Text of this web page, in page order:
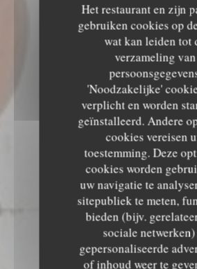
Het restaurant en zijn
gebruiken cookies op
wat kan leiden tot
verzameling van
'Noodzakelijke'
verplicht en worden
geïnstalleerd. Andere
cookies vereisen
toestemming. Deze
cookies worden
uw navigatie te
sitepubliek te meten,
bieden (bijv.
sociale
gepersonaliseerde
of inhoud weer te